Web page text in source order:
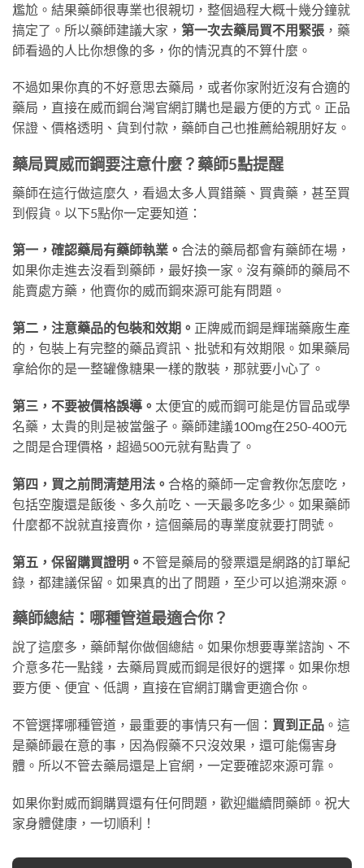
尷尬。結果藥師很專業也很親切，整個過程大概十幾分鐘就
搞定了。所以藥師建議大家， 第一次去藥局買不用緊張 ，藥
師看過的人比你想像的多，你的情況真的不算什麼。
不過如果你真的不好意思去藥局，或者你家附近沒有合適的
藥局，直接在威而鋼台灣官網訂購也是最方便的方式。正品
保證、價格透明、貨到付款，藥師自己也推薦給親朋好友。
藥局買威而鋼要注意什麼？藥師5點提醒
藥師在這行做這麼久，看過太多人買錯藥、買貴藥，甚至買
到假貨。以下5點你一定要知道：
第一，確認藥局有藥師執業。 合法的藥局都會有藥師在場，
如果你走進去沒看到藥師，最好換一家。沒有藥師的藥局不
能賣處方藥，他賣你的威而鋼來源可能有問題。
第二，注意藥品的包裝和效期。 正牌威而鋼是輝瑞藥廠生產
的，包裝上有完整的藥品資訊、批號和有效期限。如果藥局
拿給你的是一整罐像糖果一樣的散裝，那就要小心了。
第三，不要被價格誤導。 太便宜的威而鋼可能是仿冒品或學
名藥，太貴的則是被當盤子。藥師建議100mg在250-400元
之間是合理價格，超過500元就有點貴了。
第四，買之前問清楚用法。 合格的藥師一定會教你怎麼吃，
包括空腹還是飯後、多久前吃、一天最多吃多少。如果藥師
什麼都不說就直接賣你，這個藥局的專業度就要打問號。
第五，保留購買證明。 不管是藥局的發票還是網路的訂單紀
錄，都建議保留。如果真的出了問題，至少可以追溯來源。
藥師總結：哪種管道最適合你？
說了這麼多，藥師幫你做個總結。如果你想要專業諮詢、不
介意多花一點錢，去藥局買威而鋼是很好的選擇。如果你想
要方便、便宜、低調，直接在官網訂購會更適合你。
不管選擇哪種管道，最重要的事情只有一個： 買到正品 。這
是藥師最在意的事，因為假藥不只沒效果，還可能傷害身
體。所以不管去藥局還是上官網，一定要確認來源可靠。
如果你對威而鋼購買還有任何問題，歡迎繼續問藥師。祝大
家身體健康，一切順利！